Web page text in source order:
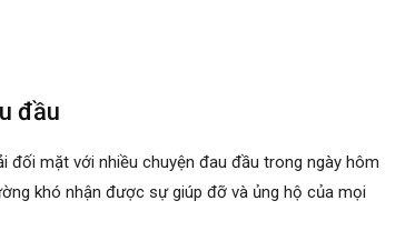
đầu
đối mặt với nhiều chuyện đau đầu trong ngày hôm
khó nhận được sự giúp đỡ và ủng hộ của mọi